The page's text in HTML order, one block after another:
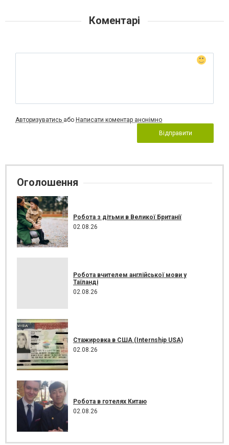
Коментарі
Авторизуватись або Написати коментар анонімно
Відправити
Оголошення
Робота з дітьми в Великої Британії
02.08.26
Робота вчителем англійської мови у
Таїланді
02.08.26
Стажировка в США (Internship USA)
02.08.26
Робота в готелях Китаю
02.08.26